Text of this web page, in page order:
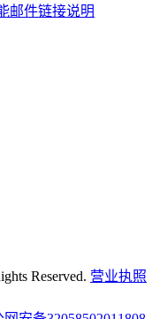
邮件链接说明
Reserved. 营业执照